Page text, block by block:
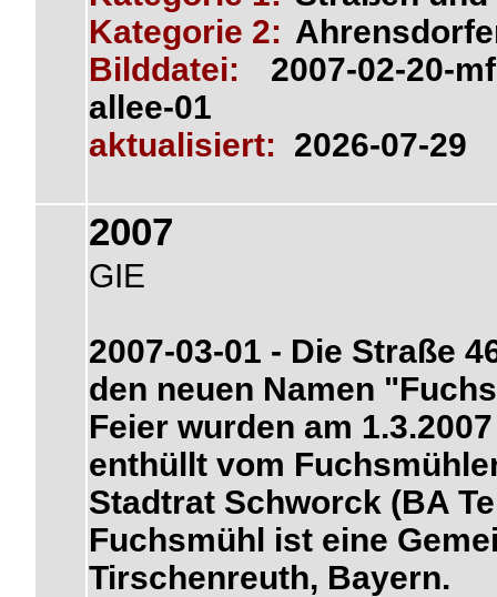
Kategorie 2:
Bilddatei:
2007-02-20-
allee-01
aktualisiert: 2026-07-29
2007
GIE
2007-03-01 - Die Straße
den neuen Namen
Feier wurden am
enthüllt vom
Stadtrat Schworck (BA
Fuchsmühl ist eine
Tirschenreuth, Bayern.